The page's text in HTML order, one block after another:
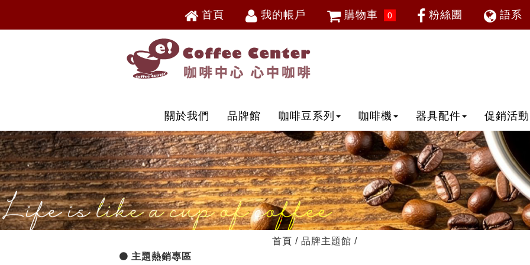
首頁 我的帳戶
忘記密碼
加入會員
VIP申請
購物車 0 粉絲團 語系
關於我們 品牌館 咖啡豆系列 咖啡機 器具配件 促銷活動
主題熱銷專區
首頁 / 品牌主題館 /